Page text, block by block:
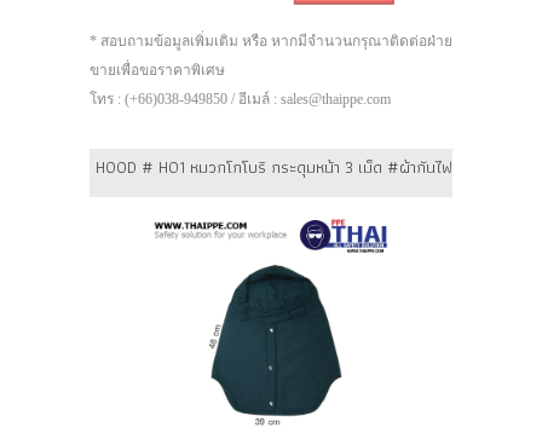
* สอบถามข้อมูลเพิ่มเติม หรือ หากมีจำนวนกรุณาติดต่อฝ่าย
ขายเพื่อขอราคาพิเศษ
โทร : (+66)038-949850 / อีเมล์ : sales@thaippe.com
HOOD # H01 หมวกโกโบริ กระดุมหน้า 3 เม็ด #ผ้ากันไฟ